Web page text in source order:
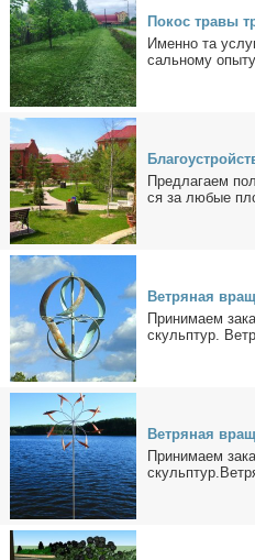
По­кос тра­вы
Имен­но та
саль­но­му
Пред­ла­га­ем
ся за лю­бые
Вет­ря­ная
При­ни­ма­ем
скульп­тур.
Вет­ря­ная
При­ни­ма­ем